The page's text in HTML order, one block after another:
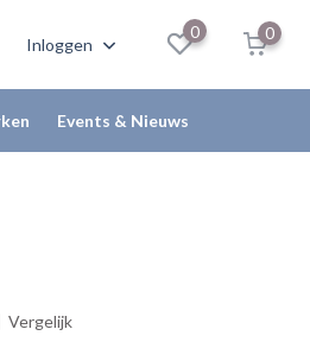
Inloggen
0 0
Events & Nieuws
Vergelijk